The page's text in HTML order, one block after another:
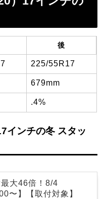
後
225/55R17
679mm
.4%
インチの冬 スタッ
最大46倍！8/4
〜】【取付対象】